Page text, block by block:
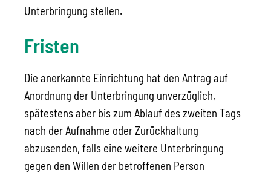
Unterbringung stellen.
Fristen
Die anerkannte Einrichtung hat den Antrag auf
Anordnung der Unterbringung unverzüglich,
spätestens aber bis zum Ablauf des zweiten Tags
nach der Aufnahme oder Zurückhaltung
abzusenden, falls eine weitere Unterbringung
gegen den Willen der betroffenen Person